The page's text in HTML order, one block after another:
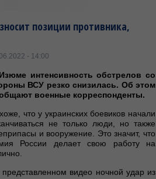
позиции противника,
- 14:00
интенсивность обстрелов со
ВСУ резко снизилась. Об этом
военные корреспонденты.
что у украинских боевиков начали
не только люди, но также
и вооружение. Это значит, что
России делает свою работу на
видео ночной удар из